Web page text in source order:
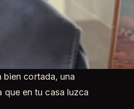
bien cortada, una
en tu casa luzca